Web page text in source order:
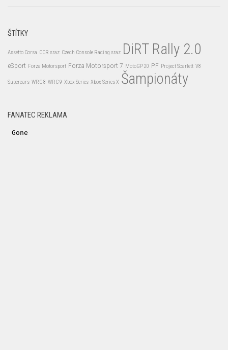
ŠTÍTKY
Assetto Corsa CCR sraz Czech Console Racing sraz DiRT Rally 2.0
eSport Forza Motorsport Forza Motorsport 7 MotoGP 20 PF Project Scarlett V8
Supercars WRC 8 WRC 9 Xbox Series Xbox Series X Šampionáty
FANATEC REKLAMA